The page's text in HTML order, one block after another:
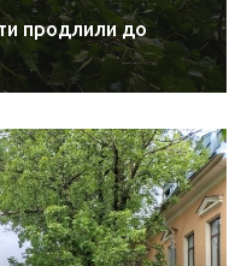
продлили до